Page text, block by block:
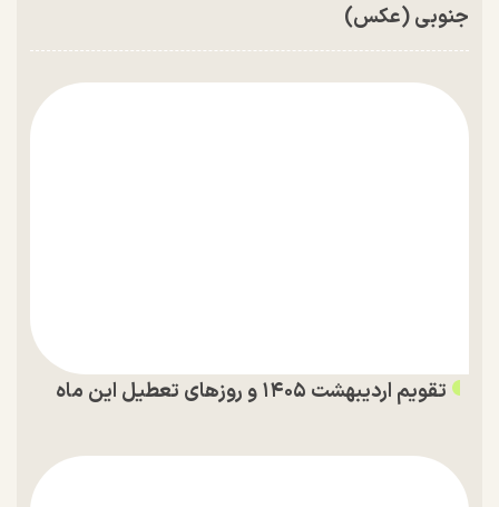
جنوبی (عکس)
تقویم اردیبهشت ۱۴۰۵ و روز‌های تعطیل این ماه